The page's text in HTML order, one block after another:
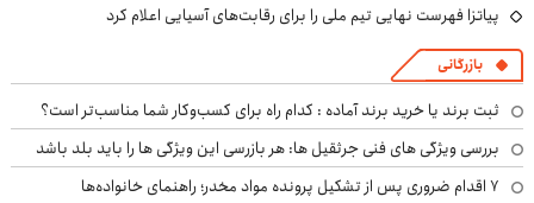
پیاتزا فهرست نهایی تیم ملی را برای رقابت‌های آسیایی اعلام کرد
بازرگانی
ثبت برند یا خرید برند آماده : کدام راه برای کسب‌وکار شما مناسب‌تر است؟
بررسی ویژگی های فنی جرثقیل ها: هر بازرسی این ویژگی ها را باید بلد باشد
۷ اقدام ضروری پس از تشکیل پرونده مواد مخدر؛ راهنمای خانواده‌ها